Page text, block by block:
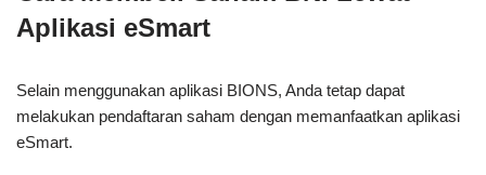
Aplikasi eSmart
Selain menggunakan aplikasi BIONS, Anda tetap dapat
melakukan pendaftaran saham dengan memanfaatkan aplikasi
eSmart.